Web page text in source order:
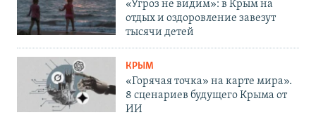
«Угроз не видим»: в Крым на
отдых и оздоровление завезут
тысячи детей
КРЫМ
«Горячая точка» на карте мира».
8 сценариев будущего Крыма от
ИИ